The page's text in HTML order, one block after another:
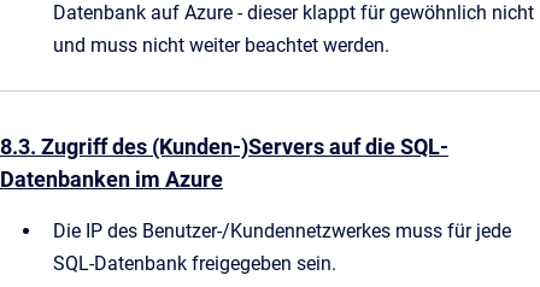
Datenbank auf Azure - dieser klappt für gewöhnlich nicht
und muss nicht weiter beachtet werden.
8.3. Zugriff des (Kunden-)Servers auf die SQL-
Datenbanken im Azure
Die IP des Benutzer-/Kundennetzwerkes muss für jede
SQL-Datenbank freigegeben sein.